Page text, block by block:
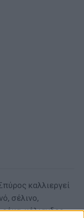
καλλιεργεί
σέλινο,
κόλιανδρο,